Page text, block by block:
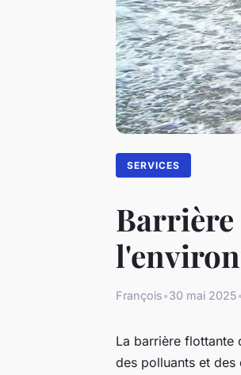
SERVICES
François•30 mai 2025•
La barrière flottante
des polluants et